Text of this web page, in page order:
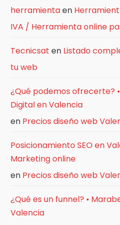
herramientaen
IVA / Herramienta online
Tecnicsat en Listado
tu web
¿Qué podemos ofrecerte?
Digital en Valencia
en Precios diseño web
Posicionamiento SEO en
Marketing online
en Precios diseño web
¿Qué es un funnel? •
Valencia